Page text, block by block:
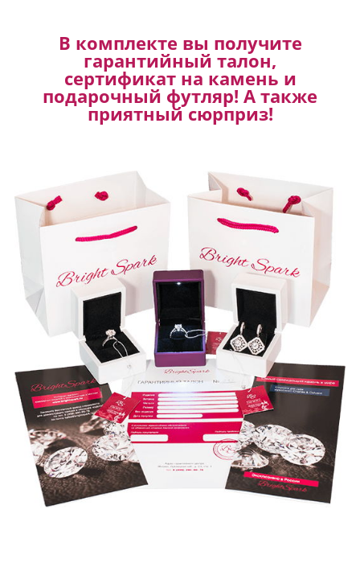
В комплекте вы получите
гарантийный талон,
сертификат на камень и
подарочный футляр! А также
приятный сюрприз!